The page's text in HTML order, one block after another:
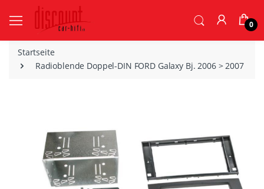
0
Startseite
Radioblende Doppel-DIN FORD Galaxy Bj. 2006 > 2007